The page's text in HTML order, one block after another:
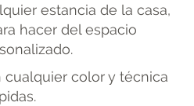
estancia de la casa,
hacer del espacio
cualquier color y técnica